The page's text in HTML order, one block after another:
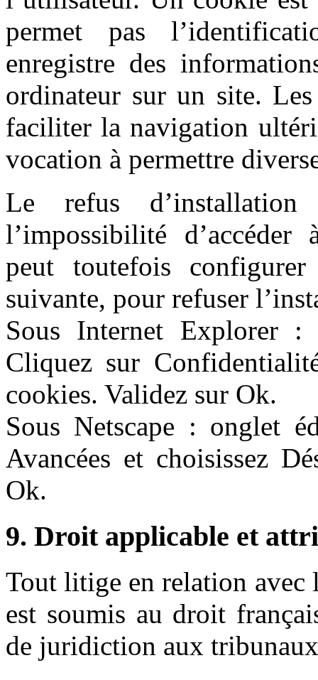
permet pas
enregistre des
ordinateur sur un site.
faciliter la navigation
vocation à permettre
Le refus
l’impossibilité d’accéder
peut toutefois
suivante, pour refuser
Sous Internet Explorer
Cliquez sur
cookies. Validez sur Ok.
Sous Netscape : onglet
Avancées et choisissez
Ok.
9. Droit applicable et
Tout litige en relation
est soumis au droit
de juridiction aux